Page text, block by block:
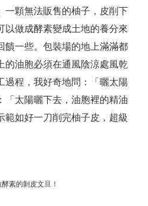
一顆無法販售的柚子，皮削下
以做成酵素變成土地的養分來
饋一些。包裝場的地上滿滿都
的油胞必須在通風陰涼處風乾
過程，我好奇地問：「曬太陽
「太陽曬下去，油胞裡的精油
範如好一刀削完柚子皮，超級
素的剝皮文旦！